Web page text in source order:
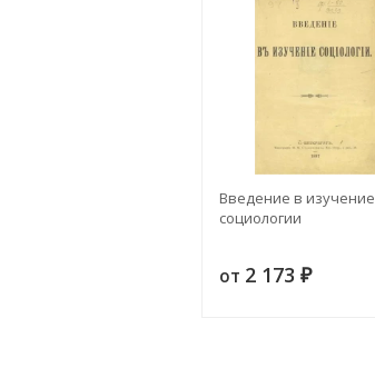
Введение в изучение
социологии
от 2 173 ₽